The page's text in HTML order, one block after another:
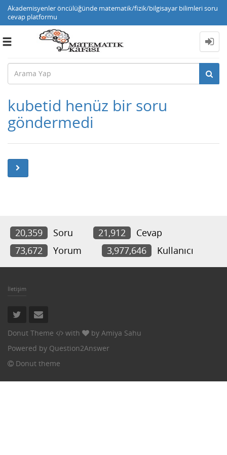
Akademisyenler öncülüğünde matematik/fizik/bilgisayar bilimleri soru
cevap platformu
Toggle
kubetid henüz bir soru
göndermedi
20,359 Soru 21,912
Cevap
73,672
Yorum 3,977,646 Kullanıcı
İletişim
Donut Theme with by Amiya Sahu
Powered by Question2Answer
Donut theme